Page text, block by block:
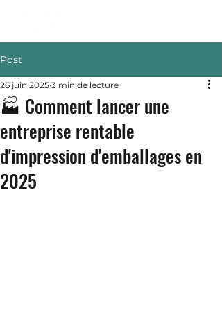
Post
🏭 Comment lancer une
entreprise rentable
d'impression d'emballages en
2025
26 juin 2025 3 min de lecture